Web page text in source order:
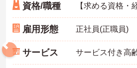
資格/職種
雇用形態 正社員(正職員)
サービス